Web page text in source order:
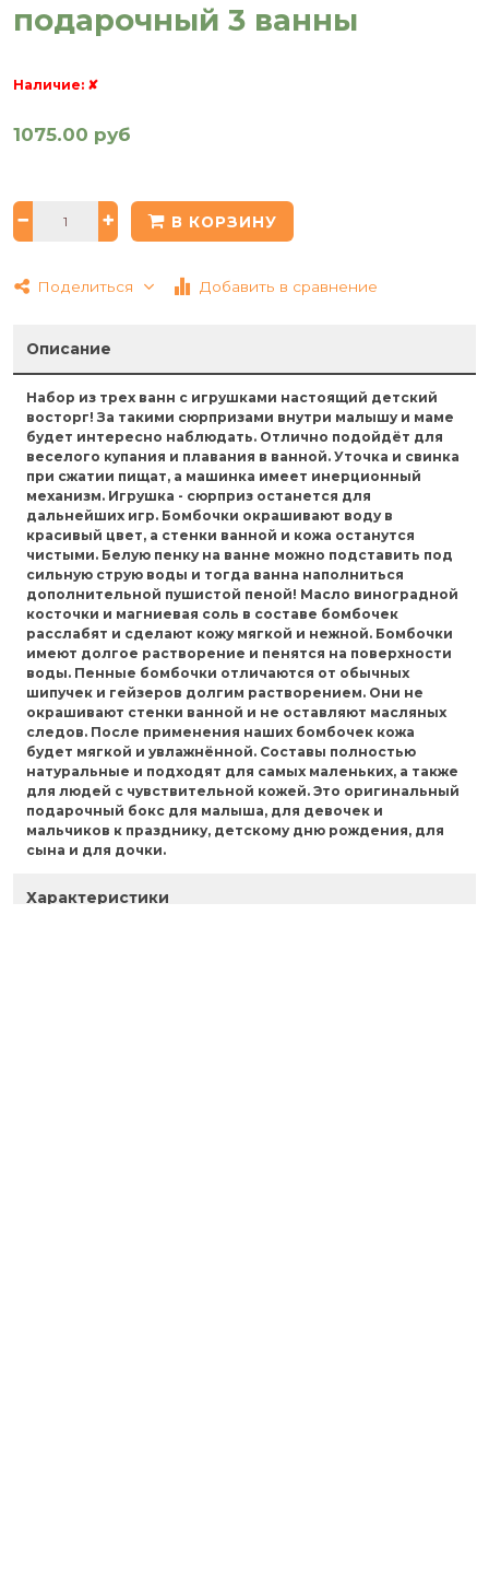
подарочный 3 ванны
Наличие: ✘
1075.00 руб
В КОРЗИНУ
Поделиться Добавить в сравнение
Описание
Набор из трех ванн с игрушками настоящий детский
восторг! За такими сюрпризами внутри малышу и маме
будет интересно наблюдать. Отлично подойдёт для
веселого купания и плавания в ванной. Уточка и свинка
при сжатии пищат, а машинка имеет инерционный
механизм. Игрушка - сюрприз останется для
дальнейших игр. Бомбочки окрашивают воду в
красивый цвет, а стенки ванной и кожа останутся
чистыми. Белую пенку на ванне можно подставить под
сильную струю воды и тогда ванна наполниться
дополнительной пушистой пеной! Масло виноградной
косточки и магниевая соль в составе бомбочек
расслабят и сделают кожу мягкой и нежной. Бомбочки
имеют долгое растворение и пенятся на поверхности
воды. Пенные бомбочки отличаются от обычных
шипучек и гейзеров долгим растворением. Они не
окрашивают стенки ванной и не оставляют масляных
следов. После применения наших бомбочек кожа
будет мягкой и увлажнённой. Составы полностью
натуральные и подходят для самых маленьких, а также
для людей с чувствительной кожей. Это оригинальный
подарочный бокс для малыша, для девочек и
мальчиков к празднику, детскому дню рождения, для
сына и для дочки.
Характеристики